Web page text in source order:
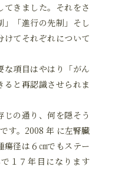
きました。それをさ
」「進行の先制」そし
けてそれぞれについて
な項目はやはり「がん
と再認識させられま
の通り、何を隠そう
す。2008 年 に左腎臓
瘍径は６㎝でもステー
１７年目になります